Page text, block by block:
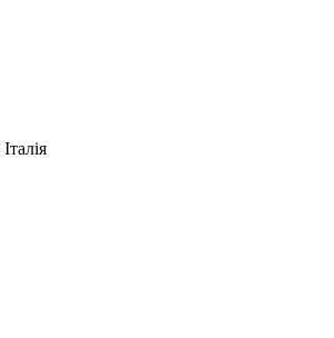
Італія